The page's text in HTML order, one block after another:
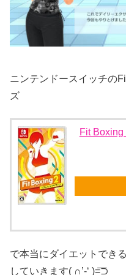
ニンテンドースイッチの
ズ
Fit
で本当にダイエットでき
していきます( ∩’-‘ )=͟͟͞͞⊃